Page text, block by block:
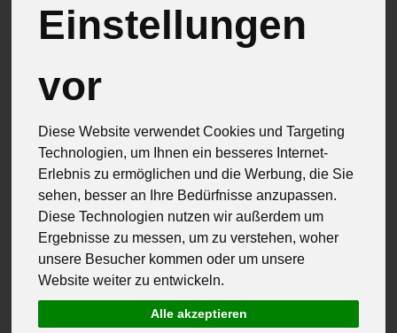
Einstellungen
vor
Diese Website verwendet Cookies und Targeting
Technologien, um Ihnen ein besseres Internet-
Erlebnis zu ermöglichen und die Werbung, die Sie
sehen, besser an Ihre Bedürfnisse anzupassen.
Diese Technologien nutzen wir außerdem um
Ergebnisse zu messen, um zu verstehen, woher
unsere Besucher kommen oder um unsere
Website weiter zu entwickeln.
Alle akzeptieren